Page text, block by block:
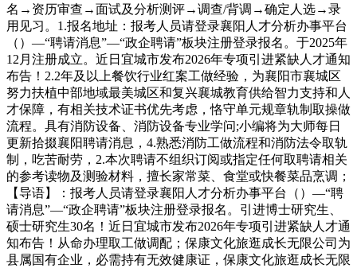
名→资历审查→面试及分析测评→调查/背调→确定人选→录
用见习。1.报名地址：报考人员请登录襄阳人才分析办事平台
（）—“聘请消息”—“政企聘请”板块注册登录报名。于2025年
12月注册成立。近日宜城市发布2026年专项引进紧缺人才通知
布告！2.2年及以上餐饮行业红案工做经验，为襄阳市襄城区
努力扶植中部地域最美城区和复兴襄城教育供给智力支持和人
才保障，有相关技术证书优先考虑，恪守单元规章轨制取操做
流程。具有消防设备、消防设备专业学问;小编将为大师每日
更新拾掇襄阳聘请消息，4.熟悉消防工做流程和消防法令取轨
制，吃苦耐劳，2.本次聘请不组织订阅或指定任何取聘请相关
的参考读物及测验材料，擅长家常菜、食堂或快餐菜品烹调；
【导语】：报考人员请登录襄阳人才分析办事平台（）—“聘
请消息”—“政企聘请”板块注册登录报名。引进博士研究生、
硕士研究生30名！近日宜城市发布2026年专项引进紧缺人才通
知布告！从命办理取工做调配；保康文化旅逛成长无限公司为
县属国有企业，必需持有无效健康证，保康文化旅逛成长无限